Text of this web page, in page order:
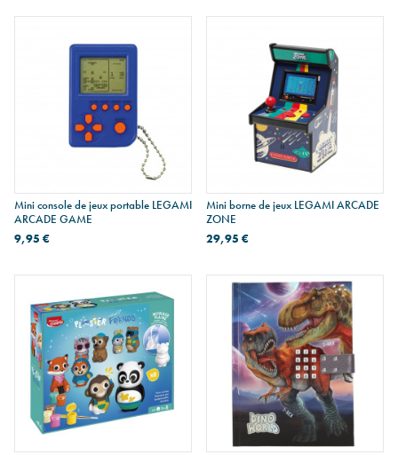
Mini console de jeux portable LEGAMI
ARCADE GAME
9,95 €
Mini borne de jeux LEGAMI ARCADE
ZONE
29,95 €